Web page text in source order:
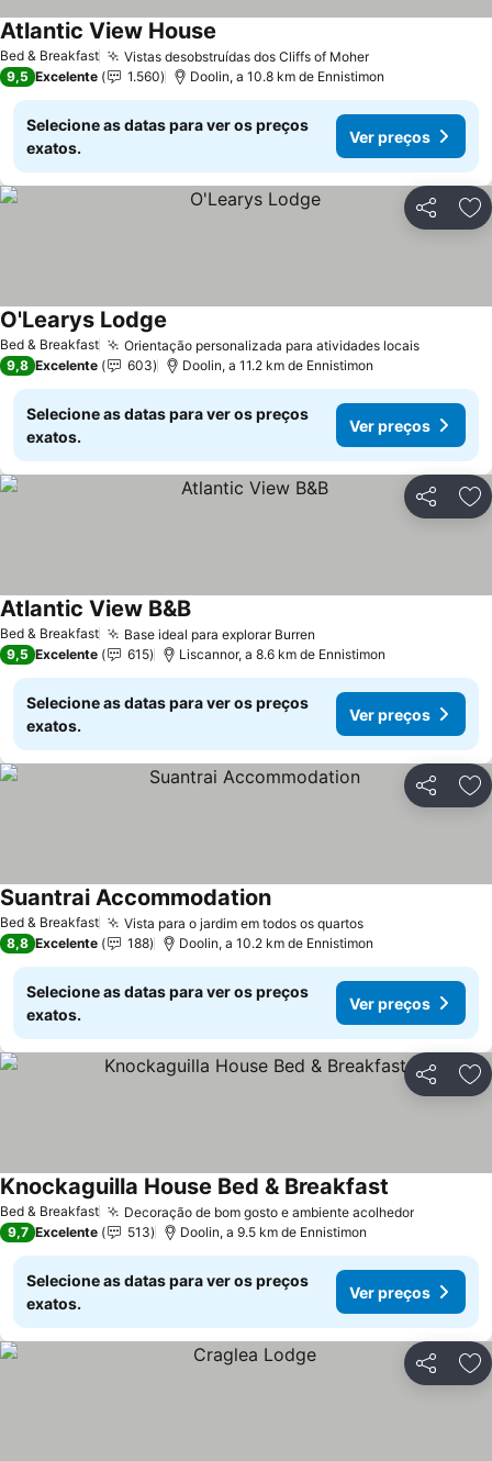
Bed & Breakfast Vistas desobstruídas dos Cliffs of Moher
Atlantic View House
9,5 Excelente 1.560 Doolin, a 10.8 km de Ennistimon
Selecione as datas para ver os preços
exatos.
Ver preços
Partilhar
Bed & Breakfast Orientação personalizada para atividades locais
O'Learys Lodge
9,8 Excelente 603 Doolin, a 11.2 km de Ennistimon
Selecione as datas para ver os preços
exatos.
Ver preços
Partilhar
Bed & Breakfast Base ideal para explorar Burren
Atlantic View B&B
9,5 Excelente 615 Liscannor, a 8.6 km de Ennistimon
Selecione as datas para ver os preços
exatos.
Ver preços
Partilhar
Bed & Breakfast Vista para o jardim em todos os quartos
Suantrai Accommodation
8,8 Excelente 188 Doolin, a 10.2 km de Ennistimon
Selecione as datas para ver os preços
exatos.
Ver preços
Partilhar
Bed & Breakfast Decoração de bom gosto e ambiente acolhedor
Knockaguilla House Bed & Breakfast
9,7 Excelente 513 Doolin, a 9.5 km de Ennistimon
Selecione as datas para ver os preços
exatos.
Ver preços
Partilhar